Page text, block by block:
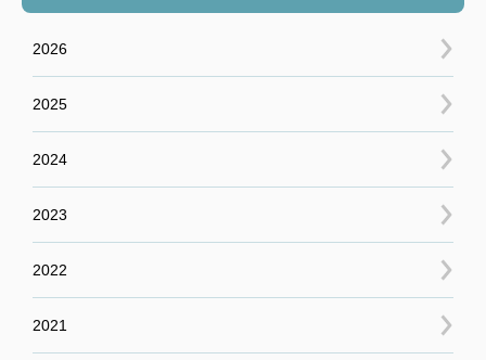
2026
2025
2024
2023
2022
2021